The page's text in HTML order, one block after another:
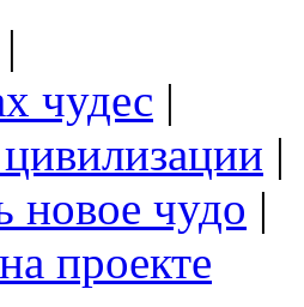
|
чудес |
|
новое чудо |
проекте